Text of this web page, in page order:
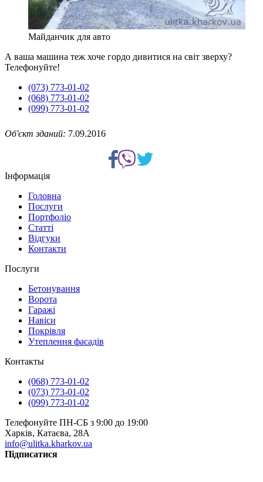
Майданчик для авто
А ваша машина теж хоче гордо дивитися на світ зверху?
Телефонуйте!
(073) 773-01-02
(068) 773-01-02
(099) 773-01-02
Об'єкт зданий: 7.09.2016
Інформація
Головна
Послуги
Портфоліо
Статті
Відгуки
Контакти
Послуги
Бетонування
Ворота
Гаражі
Навіси
Покрівля
Утеплення фасадів
Контакты
(068) 773-01-02
(073) 773-01-02
(099) 773-01-02
Телефонуйте ПН-СБ з 9:00 до 19:00
Харків, Катаєва, 28А
info@ulitka.kharkov.ua
Підписатися